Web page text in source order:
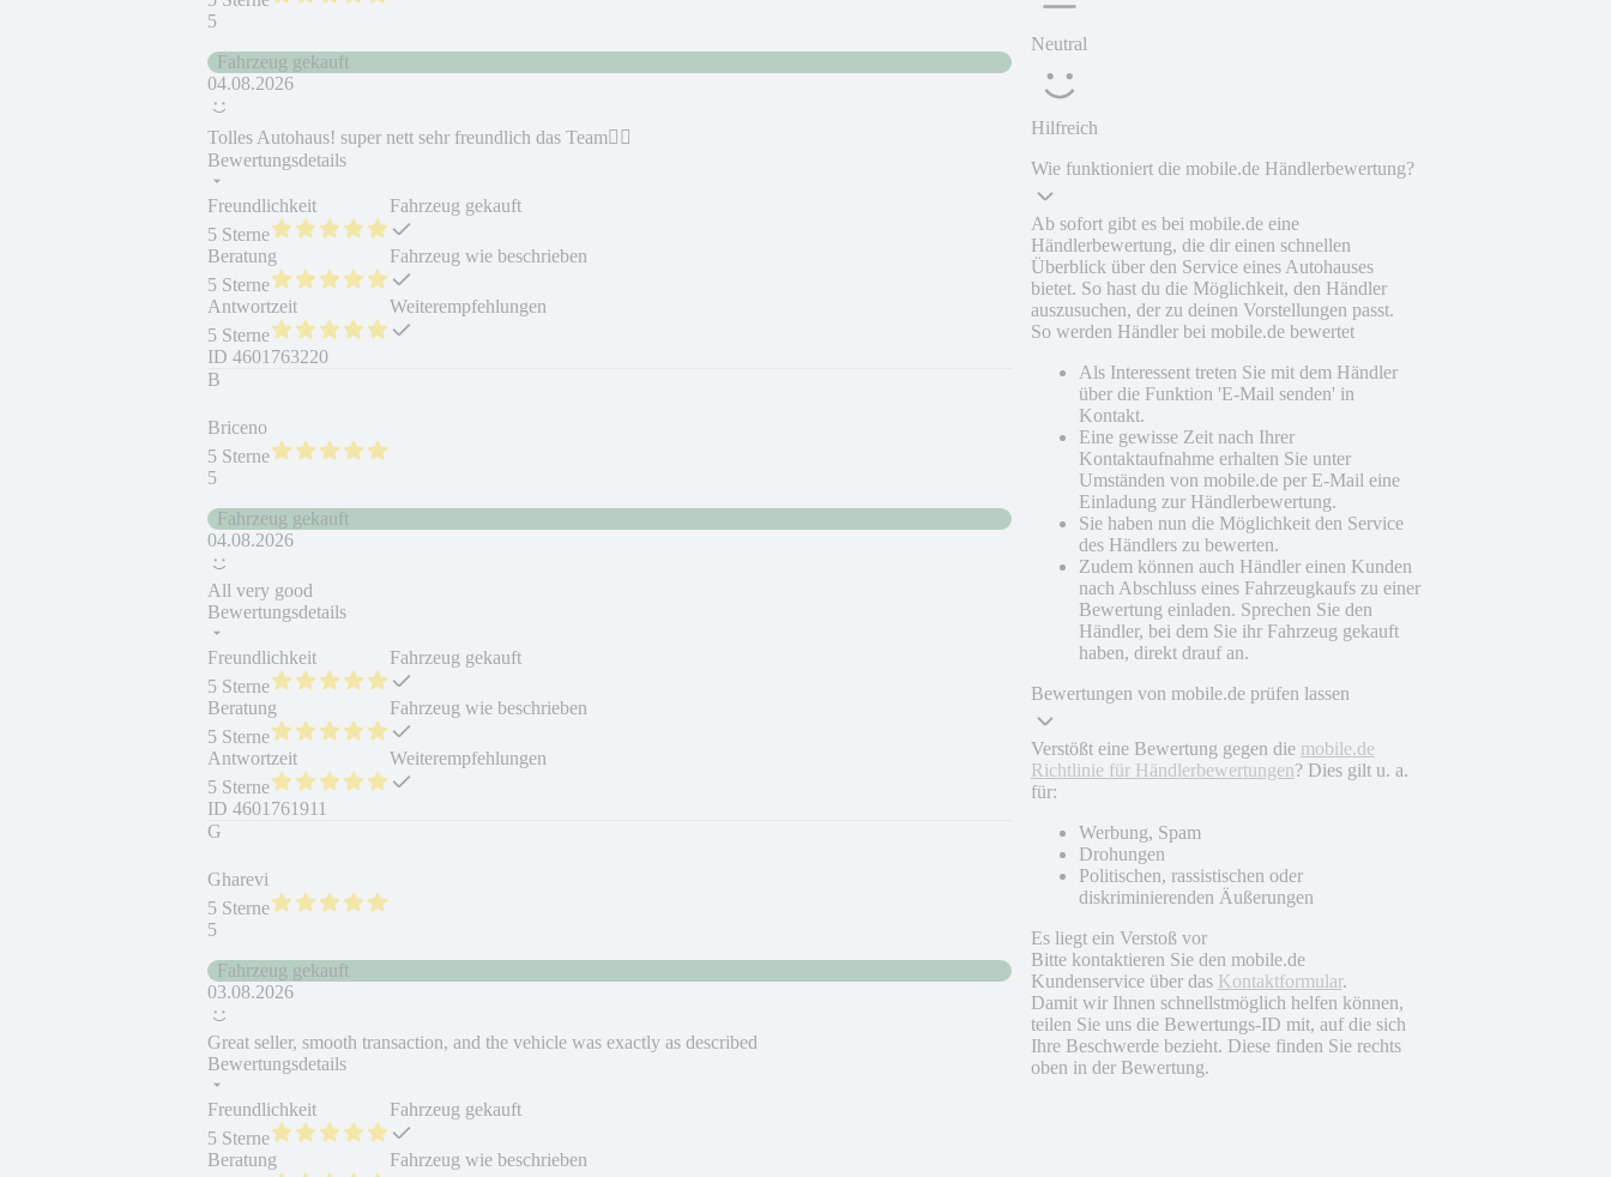
5
Fahrzeug gekauft
04.08.2026
Tolles Autohaus! super nett sehr freundlich das Team👍🏼
Bewertungsdetails
Freundlichkeit
5 Sterne
Beratung
5 Sterne
Antwortzeit
5 Sterne
Fahrzeug gekauft
Fahrzeug wie beschrieben
Weiterempfehlungen
ID 4601763220
B
Briceno
5 Sterne
5
Fahrzeug gekauft
04.08.2026
All very good
Bewertungsdetails
Freundlichkeit
5 Sterne
Beratung
5 Sterne
Antwortzeit
5 Sterne
Fahrzeug gekauft
Fahrzeug wie beschrieben
Weiterempfehlungen
ID 4601761911
G
Gharevi
5 Sterne
5
Fahrzeug gekauft
03.08.2026
Great seller, smooth transaction, and the vehicle was exactly as described
Bewertungsdetails
Freundlichkeit
5 Sterne
Beratung
Fahrzeug gekauft
Fahrzeug wie beschrieben
Neutral
Hilfreich
Wie funktioniert die mobile.de Händlerbewertung?
Ab sofort gibt es bei mobile.de eine
Händlerbewertung, die dir einen schnellen
Überblick über den Service eines Autohauses
bietet. So hast du die Möglichkeit, den Händler
auszusuchen, der zu deinen Vorstellungen passt.
So werden Händler bei mobile.de bewertet
Als Interessent treten Sie mit dem Händler
über die Funktion 'E-Mail senden' in
Kontakt.
Eine gewisse Zeit nach Ihrer
Kontaktaufnahme erhalten Sie unter
Umständen von mobile.de per E-Mail eine
Einladung zur Händlerbewertung.
Sie haben nun die Möglichkeit den Service
des Händlers zu bewerten.
Zudem können auch Händler einen Kunden
nach Abschluss eines Fahrzeugkaufs zu einer
Bewertung einladen. Sprechen Sie den
Händler, bei dem Sie ihr Fahrzeug gekauft
haben, direkt drauf an.
Bewertungen von mobile.de prüfen lassen
Verstößt eine Bewertung gegen die mobile.de
Richtlinie für Händlerbewertungen? Dies gilt u. a.
für:
Werbung, Spam
Drohungen
Politischen, rassistischen oder
diskriminierenden Äußerungen
Es liegt ein Verstoß vor
Bitte kontaktieren Sie den mobile.de
Kundenservice über das Kontaktformular.
Damit wir Ihnen schnellstmöglich helfen können,
teilen Sie uns die Bewertungs-ID mit, auf die sich
Ihre Beschwerde bezieht. Diese finden Sie rechts
oben in der Bewertung.